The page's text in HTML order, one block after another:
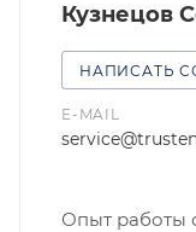
Кузнецов
НАПИСАТЬ
E-MAIL
Опыт работы